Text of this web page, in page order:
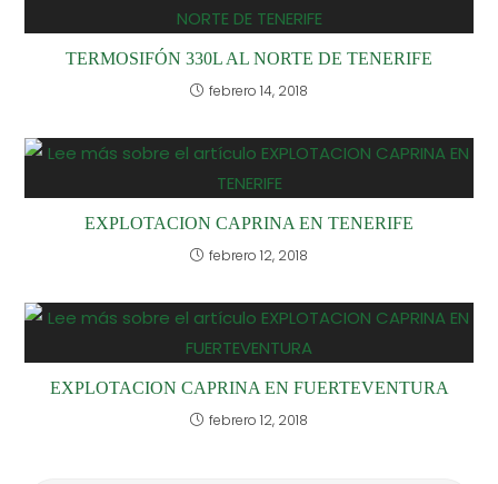
TERMOSIFÓN 330L AL NORTE DE TENERIFE
febrero 14, 2018
EXPLOTACION CAPRINA EN TENERIFE
febrero 12, 2018
EXPLOTACION CAPRINA EN FUERTEVENTURA
febrero 12, 2018